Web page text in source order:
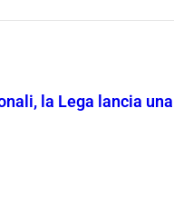
la Lega lancia